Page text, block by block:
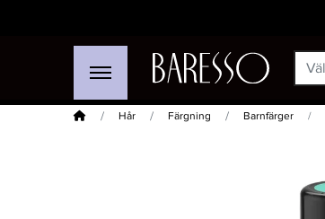
Hem Hår Färgning Barnfärger